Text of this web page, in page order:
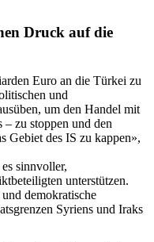
Druck auf die
Euro an die Türkei zu
und
um den Handel mit
zu stoppen und den
Gebiet des IS zu kappen»,
sinnvoller,
unterstützen.
demokratische
Syriens und Iraks